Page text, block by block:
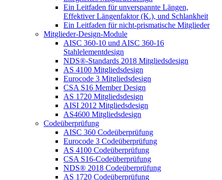
Ein Leitfaden für unverspannte Längen,
Effektiver Längenfaktor (K.), und Schlankheit
Ein Leitfaden für nicht-prismatische Mitglieder
Mitglieder-Design-Module
AISC 360-10 und AISC 360-16
Stahlelementdesign
NDS®-Standards 2018 Mitgliedsdesign
AS 4100 Mitgliedsdesign
Eurocode 3 Mitgliedsdesign
CSA S16 Member Design
AS 1720 Mitgliedsdesign
AISI 2012 Mitgliedsdesign
AS4600 Mitgliedsdesign
Codeüberprüfung
AISC 360 Codeüberprüfung
Eurocode 3 Codeüberprüfung
AS 4100 Codeüberprüfung
CSA S16-Codeüberprüfung
NDS® 2018 Codeüberprüfung
AS 1720 Codeüberprüfung